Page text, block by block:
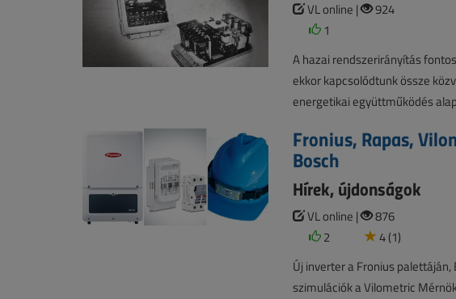
VL online |
924
1
A hazai rendszerirányítás
ekkor kapcsolódtunk össze
energetikai együttműködés
Fronius, Rapas,
Bosch
Hírek, újdonságok
VL online |
876
2
4 (1)
Új inverter a Fronius
szimulációk a Vilometric